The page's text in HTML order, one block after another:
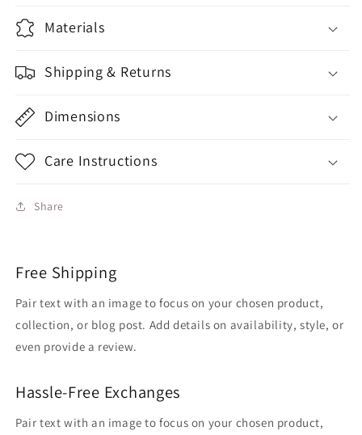
Materials
Shipping & Returns
Dimensions
Care Instructions
Share
Free Shipping
Pair text with an image to focus on your chosen product,
collection, or blog post. Add details on availability, style, or
even provide a review.
Hassle-Free Exchanges
Pair text with an image to focus on your chosen product,